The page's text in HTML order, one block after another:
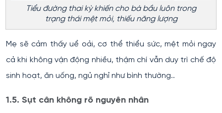
Tiểu đường thai kỳ khiến cho bà bầu luôn trong
trạng thái mệt mỏi, thiếu năng lượng
Mẹ sẽ cảm thấy uể oải, cơ thể thiểu sức, mệt mỏi ngay
cả khi không vận động nhiều, thậm chí vẫn duy trì chế độ
sinh hoạt, ăn uống, ngủ nghỉ như bình thường..
1.5. Sụt cân không rõ nguyên nhân